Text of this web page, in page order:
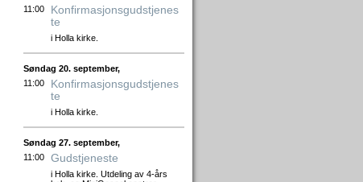
11:00
Konfirmasjonsgudstjenes
te
i Holla kirke.
Søndag 20. september,
11:00
Konfirmasjonsgudstjenes
te
i Holla kirke.
Søndag 27. september,
11:00
Gudstjeneste
i Holla kirke. Utdeling av 4-års